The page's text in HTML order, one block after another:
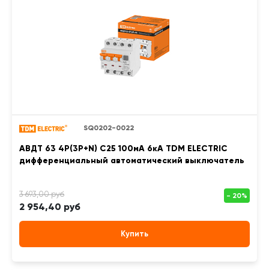
SQ0202-0022
АВДТ 63 4P(3Р+N) C25 100мА 6кА TDM ELECTRIC
дифференциальный автоматический выключатель
2 954,40 руб
Купить